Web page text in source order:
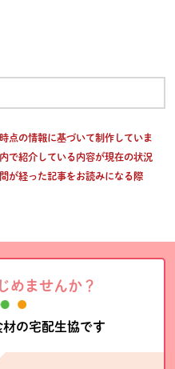
点の情報に基づいて制作していま
で紹介している内容が現在の状況
が経った記事をお読みになる際
めませんか？
の宅配生協です